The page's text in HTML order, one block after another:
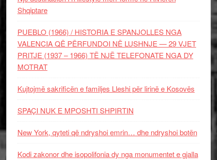
Shqiptare
PUEBLO (1966) / HISTORIA E SPANJOLLES NGA
VALENCIA QË PËRFUNDOI NË LUSHNJE — 29 VJET
PRITJE (1937 – 1966) TË NJË TELEFONATE NGA DY
MOTRAT
Kujtojmë sakrificën e familjes Lleshi për lirinë e Kosovës
SPAÇI NUK E MPOSHTI SHPIRTIN
New York, qyteti që ndryshoi emrin… dhe ndryshoi botën
Kodi zakonor dhe isopolifonia dy nga monumentet e gjalla